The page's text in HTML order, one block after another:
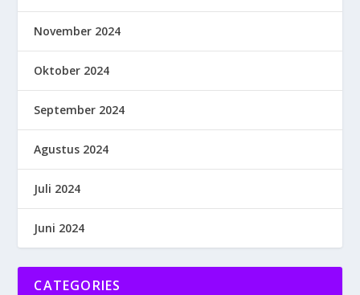
November 2024
Oktober 2024
September 2024
Agustus 2024
Juli 2024
Juni 2024
CATEGORIES